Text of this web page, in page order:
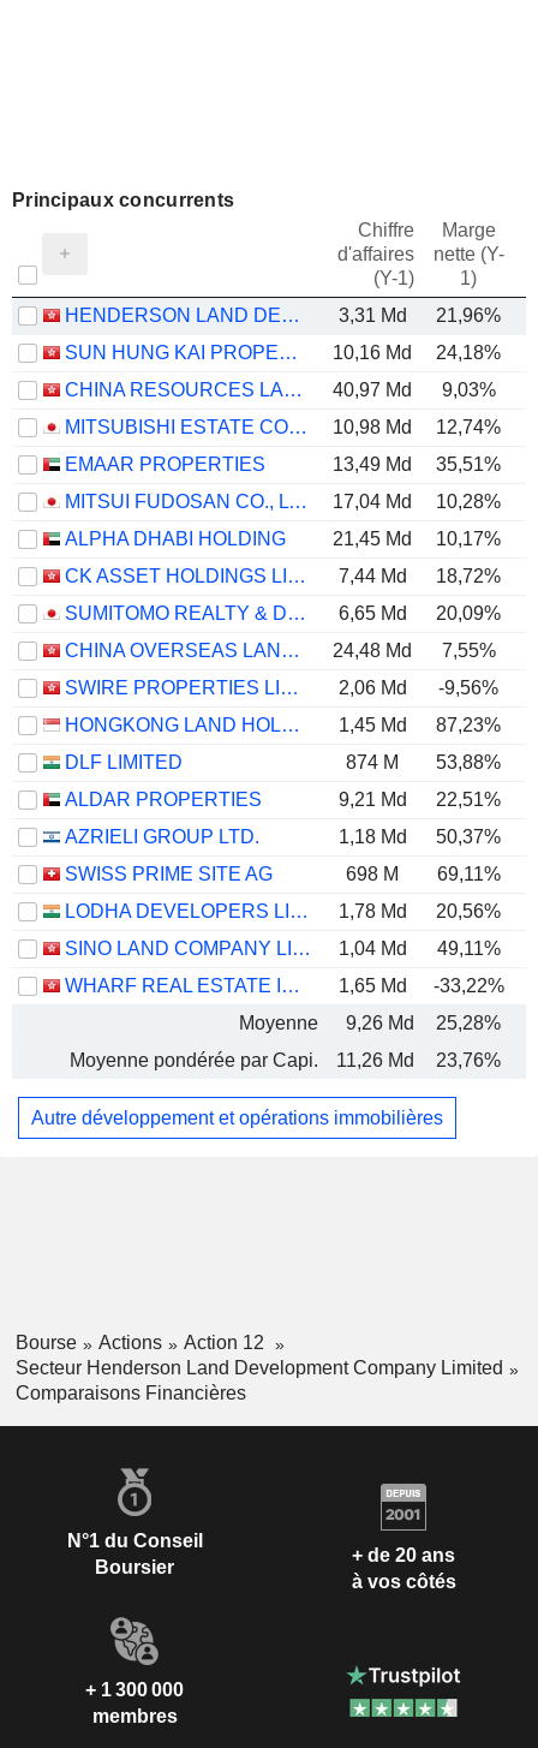
Principaux concurrents
Chiffre
d'affaires
(Y-1)
Marge
nette (Y-
1)
HENDERSON LAND DEVELOPMENT COMPANY LIMITED 3,31 Md 21,96%
SUN HUNG KAI PROPERTIES LIMITED
10,16 Md 24,18%
CHINA RESOURCES LAND LIMITED
40,97 Md 9,03%
MITSUBISHI ESTATE CO., LTD.
10,98 Md 12,74%
EMAAR PROPERTIES
13,49 Md 35,51%
MITSUI FUDOSAN CO., LTD.
17,04 Md 10,28%
ALPHA DHABI HOLDING
21,45 Md 10,17%
CK ASSET HOLDINGS LIMITED
7,44 Md 18,72%
SUMITOMO REALTY & DEVELOPMENT CO., LTD.
6,65 Md 20,09%
CHINA OVERSEAS LAND & INVESTMENT LIMITED
24,48 Md 7,55%
SWIRE PROPERTIES LIMITED
2,06 Md -9,56%
HONGKONG LAND HOLDINGS LIMITED
1,45 Md 87,23%
DLF LIMITED
874 M 53,88%
ALDAR PROPERTIES
9,21 Md 22,51%
AZRIELI GROUP LTD.
1,18 Md 50,37%
SWISS PRIME SITE AG
698 M 69,11%
LODHA DEVELOPERS LIMITED
1,78 Md 20,56%
SINO LAND COMPANY LIMITED
1,04 Md 49,11%
WHARF REAL ESTATE INVESTMENT COMPANY LIMITED
1,65 Md -33,22%
Moyenne
9,26 Md 25,28%
Moyenne pondérée par Capi.
11,26 Md 23,76%
Autre développement et opérations immobilières
Bourse Actions
Action 12
Secteur Henderson Land Development Company Limited
Comparaisons Financières
N°1 du Conseil
Boursier
+ de 20 ans
à vos côtés
+ 1 300 000
membres